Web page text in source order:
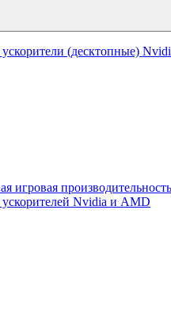
ускорители (десктопные)
игровая производительность
ускорителей Nvidia и AMD